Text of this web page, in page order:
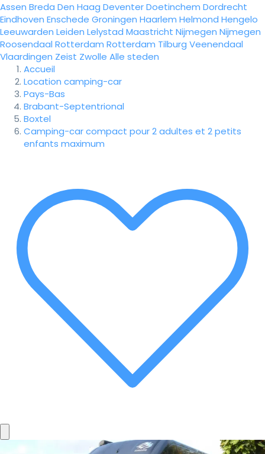
Assen Breda Den Haag DeventerDoetinchem Dordrecht
Eindhoven Enschede Groningen Haarlem Helmond Hengelo
Leeuwarden Leiden Lelystad Maastricht Nijmegen Nijmegen
Roosendaal Rotterdam Rotterdam Tilburg Veenendaal
Vlaardingen Zeist Zwolle Alle steden
Accueil
Location camping-car
Pays-Bas
Brabant-Septentrional
Boxtel
Camping-car compact pour 2 adultes et 2 petits
enfants maximum